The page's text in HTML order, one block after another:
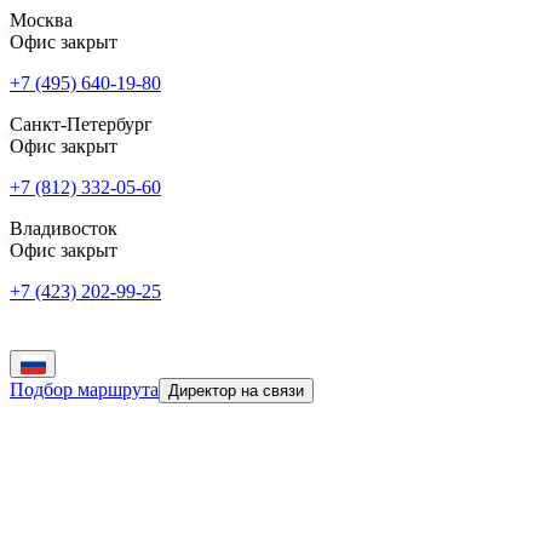
Москва
Офис закрыт
+7 (495) 640-19-80
Санкт-Петербург
Офис закрыт
+7 (812) 332-05-60
Владивосток
Офис закрыт
+7 (423) 202-99-25
Подбор маршрута Директор на связи